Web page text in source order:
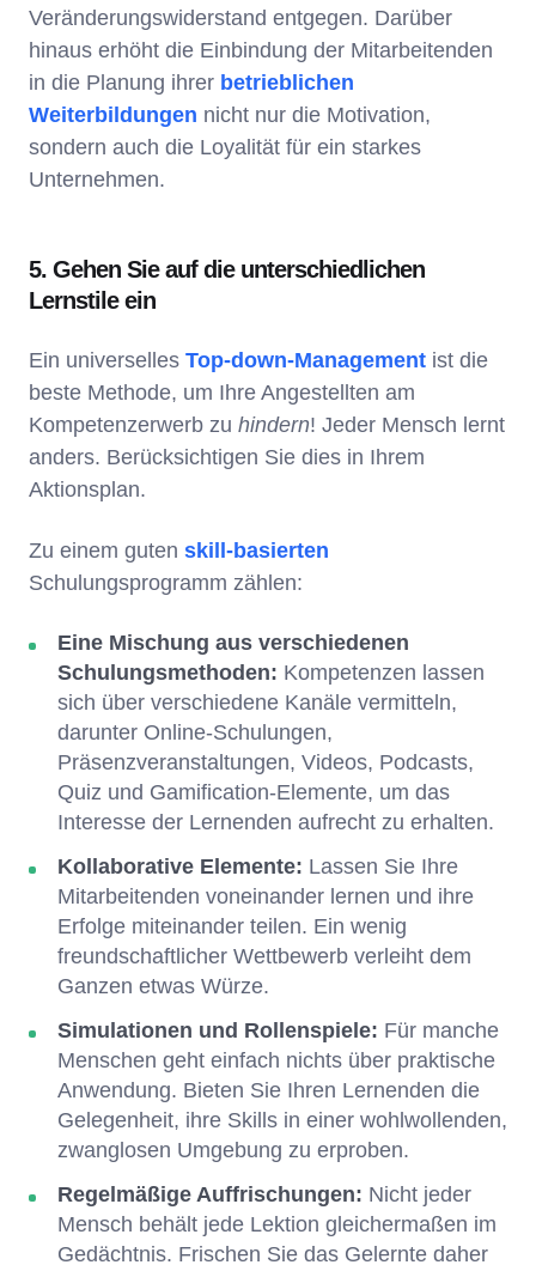
Veränderungswiderstand entgegen. Darüber
hinaus erhöht die Einbindung der Mitarbeitenden
in die Planung ihrer betrieblichen
Weiterbildungen nicht nur die Motivation,
sondern auch die Loyalität für ein starkes
Unternehmen.
5. Gehen Sie auf die unterschiedlichen
Lernstile ein
Ein universelles Top-down-Management ist die
beste Methode, um Ihre Angestellten am
Kompetenzerwerb zu hindern! Jeder Mensch lernt
anders. Berücksichtigen Sie dies in Ihrem
Aktionsplan.
Zu einem guten skill-basierten
Schulungsprogramm zählen:
Eine Mischung aus verschiedenen
Schulungsmethoden: Kompetenzen lassen
sich über verschiedene Kanäle vermitteln,
darunter Online-Schulungen,
Präsenzveranstaltungen, Videos, Podcasts,
Quiz und Gamification-Elemente, um das
Interesse der Lernenden aufrecht zu erhalten.
Kollaborative Elemente: Lassen Sie Ihre
Mitarbeitenden voneinander lernen und ihre
Erfolge miteinander teilen. Ein wenig
freundschaftlicher Wettbewerb verleiht dem
Ganzen etwas Würze.
Simulationen und Rollenspiele: Für manche
Menschen geht einfach nichts über praktische
Anwendung. Bieten Sie Ihren Lernenden die
Gelegenheit, ihre Skills in einer wohlwollenden,
zwanglosen Umgebung zu erproben.
Regelmäßige Auffrischungen: Nicht jeder
Mensch behält jede Lektion gleichermaßen im
Gedächtnis. Frischen Sie das Gelernte daher